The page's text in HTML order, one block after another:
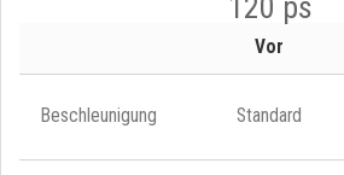
Vor
Beschleunigung Standard